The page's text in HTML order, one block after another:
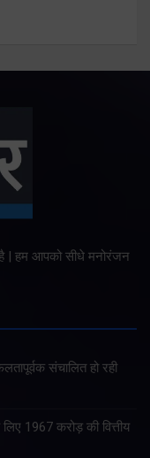
| हम आपको सीधे मनोरंजन
संचालित हो रही
1967 करोड़ की वित्तीय